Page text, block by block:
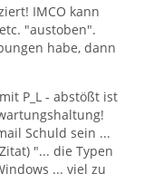
IMCO kann
"austoben".
habe, dann
P_L - abstößt ist
Schuld sein ...
"... die Typen
... viel zu